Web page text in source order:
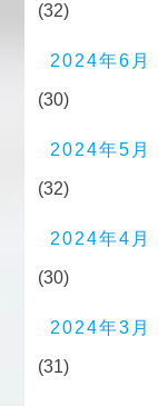
(32)
2024年6月
(30)
2024年5月
(32)
2024年4月
(30)
2024年3月
(31)